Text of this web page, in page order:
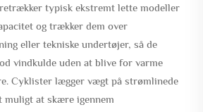
typisk ekstremt lette modeller
og trækker dem over
eller tekniske undertøjer, så de
vindkulde uden at blive for varme
Cyklister lægger vægt på strømlinede
muligt at skære igennem